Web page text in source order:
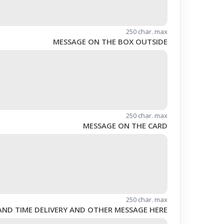
250 char. max
MESSAGE ON THE BOX OUTSIDE
250 char. max
MESSAGE ON THE CARD
250 char. max
TIME DELIVERY AND OTHER MESSAGE HERE